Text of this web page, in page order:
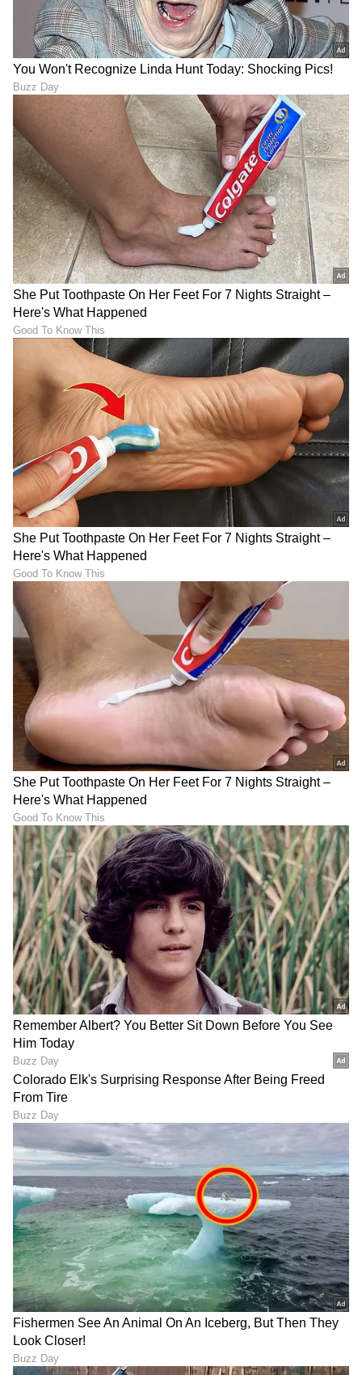
DOWNLOAD APP
RECOMMENDED STORIES
ಯುರೋಪ್‌ ಈಗ ಮತ್ತಷ್ಟು ಹತ್ತಿರ:
ಬೆಂಗಳೂರು - ಜ್ಯೂರಿಕ್‌ ನೇರ
ವಿಮಾನ ಆರಂಭ, ಸ್ವಿಸ್ ಏರ್‌ಲೈನ್ಸ್‌
ಸಿಹಿ ಸುದ್ದಿ
ಮದುವೆಯಾಗಿ 5 ತಿಂಗಳಿಗೆ ಸಹ
ನಟಿ ನಿಧನ; ನಾಗಿಣಿ ಧಾರಾವಾಹಿ
ನಟ ದೀಕ್ಷಿತ್‌ ಶೆಟ್ಟಿ ಬಿಚ್ಚಿಟ್ಟ ಸತ್ಯ
ಅಮ್ಮಾ ನಂಗೆ ಸ್ಪೆಷಲ್ ಕ್ಲಾಸ್ ಇದೆ
ಎಂದು ಸ್ಕೂಲ್ ಡ್ರೆಸ್‌ನಲ್ಲೇ ಓಯೋ
ರೂಮಿನಲ್ಲಿ ಹಾಜರಾದ ಹುಡುಗಿ!
ಬೀದಿನಾಯಿ ಪ್ರೇಮಿಗಳಿಗೆ ಬಿಗ್
ಶಾಕ್: ರೋಗಗ್ರಸ್ತ ಮತ್ತು
ಆಕ್ರಮಣಕಾರಿ ಬೀದಿನಾಯಿಗಳ
ಹತ್ಯೆಗೆ ಸುಪ್ರೀಂ ಅಸ್ತು!
LATEST VIDEOS
"ರಾಜಕೀಯ ಬೇಡ, ಸಿನಿಮಾನೇ ಪ್ರಾಣ":
ಕನಕೋತ್ಸವದಲ್ಲಿ ರಿಷಬ್ ಶೆಟ್ಟಿ | Rishab
Shetty speech | Suvarna News
ಶೇ.50 ರಿಂದ ಶೇ.18 ಕ್ಕೆ TAX ಇಳಿಕೆ: ಮೋದಿ-
ಟ್ರಂಪ್ ಐತಿಹಾಸಿಕ ಒಪ್ಪಂದ | India US
Trade Deal | Party Rounds